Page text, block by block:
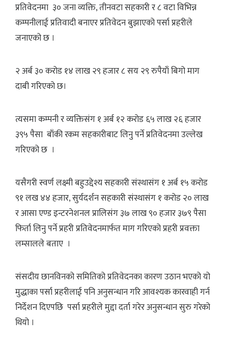
प्रतिवेदनमा ३० जना व्यक्ति, तीनवटा सहकारी र ८ वटा विभिन्न
कम्पनीलाई प्रतिवादी बनाएर प्रतिवेदन बुझाएको पर्सा प्रहरीले
जनाएको छ ।
२ अर्ब ३० करोड १४ लाख २९ हजार ८ सय २९ रुपैयाँ बिगो माग
दाबी गरिएको छ।
त्यसमा कम्पनी र व्यक्तिसंग १ अर्ब १२ करोड ६५ लाख २६ हजार
३९५ पैसा बाँकी रकम सहकारीबाट लिनु पर्ने प्रतिवेदनमा उल्लेख
गरिएको छ ।
यसैगरी स्वर्ण लक्ष्मी बहुउद्देश्य सहकारी संस्थासंग १ अर्ब १५ करोड
९१ लख ४४ हजार, सुर्यदर्शन सहकारी संस्थासंग १ करोड २० लाख
र आसा एण्ड इन्टरनेशनल प्रालिसंग ३७ लाख ९० हजार ३७९ पैसा
फिर्ता लिनु पर्ने प्रहरी प्रतिवेदनमार्फत माग गरिएको प्रहरी प्रवक्ता
लम्सालले बताए ।
संसदीय छानविनको समितिको प्रतिवेदनका कारण उठान भएको यो
मुद्धाका पर्सा प्रहरीलाई पनि अनुसन्धान गरि आवश्यक कारवाही गर्न
निर्देशन दिएपछि पर्सा प्रहरीले मुद्दा दर्ता गरेर अनुसन्धान सुरु गरेको
थियो ।